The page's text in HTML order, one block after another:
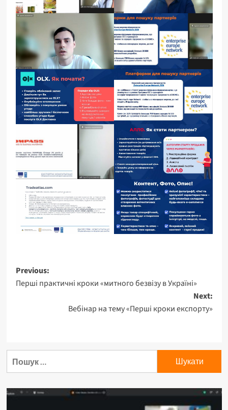
Post
navigation
Previous:
Перші практичні кроки «митного безвізу в Україні»
Next:
Вебінар на тему «Перші кроки експорту»